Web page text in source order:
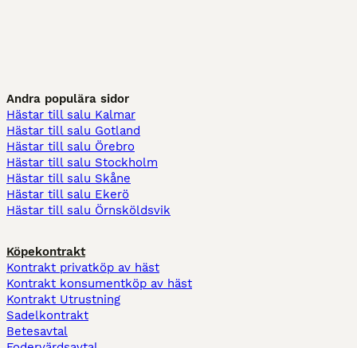
Andra populära sidor
Hästar till salu Kalmar
Hästar till salu Gotland
Hästar till salu Örebro
Hästar till salu Stockholm
Hästar till salu Skåne
Hästar till salu Ekerö
Hästar till salu Örnsköldsvik
Köpekontrakt
Kontrakt privatköp av häst
Kontrakt konsumentköp av häst
Kontrakt Utrustning
Sadelkontrakt
Betesavtal